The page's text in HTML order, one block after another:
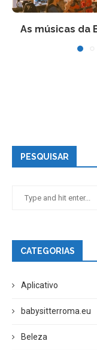
As músicas da
PESQUISAR
CATEGORIAS
Aplicativo
babysitterroma.eu
Beleza